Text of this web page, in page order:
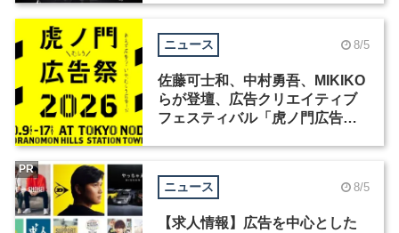
ニュース 8/5
佐藤可士和、中村勇吾、MIKIKO
らが登壇、広告クリエイティブ
フェスティバル「虎ノ門広告
ニュース 8/5
【求人情報】広告を中心とした
PR